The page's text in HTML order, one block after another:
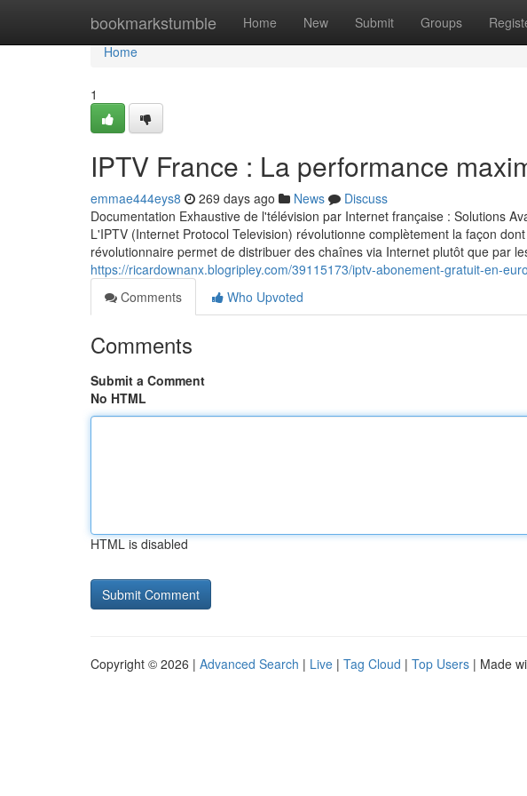
bookmarkstumble Home New Submit Groups
Home
Home
1
IPTV France : La performance
emmae444eys8 269 days ago News
Discuss
Documentation Exhaustive de l'télévision par Internet française : Solutions
L'IPTV (Internet Protocol Television) révolutionne complètement la façon
révolutionnaire permet de distribuer des chaînes via Internet plutôt que par
https://ricardownanx.blogripley.com/39115173/iptv-abonement-gratuit-en-
Comments
Who Upvoted
Comments
Submit a Comment
No HTML
HTML is disabled
Copyright © 2026 | Advanced Search | Live | Tag Cloud | Top Users | Made